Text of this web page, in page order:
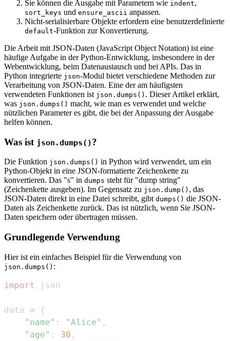
Sie können die Ausgabe mit Parametern wie indent,
sort_keys und ensure_ascii anpassen.
Nicht-serialisierbare Objekte erfordern eine benutzerdefinierte
default-Funktion zur Konvertierung.
Die Arbeit mit JSON-Daten (JavaScript Object Notation) ist eine
häufige Aufgabe in der Python-Entwicklung, insbesondere in der
Webentwicklung, beim Datenaustausch und bei APIs. Das in
Python integrierte json-Modul bietet verschiedene Methoden zur
Verarbeitung von JSON-Daten. Eine der am häufigsten
verwendeten Funktionen ist json.dumps() . Dieser Artikel erklärt,
was json.dumps() macht, wie man es verwendet und welche
nützlichen Parameter es gibt, die bei der Anpassung der Ausgabe
helfen können.
Was ist json.dumps()?
Die Funktion json.dumps() in Python wird verwendet, um ein
Python-Objekt in eine JSON-formatierte Zeichenkette zu
konvertieren. Das "s" in dumps steht für "dump string"
(Zeichenkette ausgeben). Im Gegensatz zu json.dump() , das
JSON-Daten direkt in eine Datei schreibt, gibt dumps() die JSON-
Daten als Zeichenkette zurück. Das ist nützlich, wenn Sie JSON-
Daten speichern oder übertragen müssen.
Grundlegende Verwendung
Hier ist ein einfaches Beispiel für die Verwendung von
json.dumps() :
import
data =
{
"name" : "Alice" ,
"age" : 30 ,